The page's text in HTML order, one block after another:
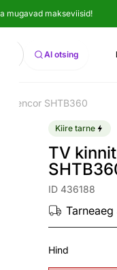
mugavad makseviisid!
Otsi AI otsing
Sencor SHTB360
Kiire tarne
TV
ID 436188
Hind